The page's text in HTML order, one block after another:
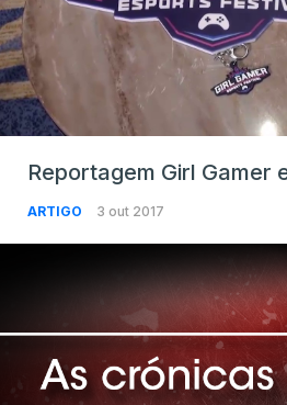
Reportagem Girl Gamer
ARTIGO 3 out 2017